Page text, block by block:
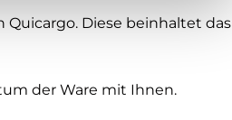
Quicargo. Diese beinhaltet das
der Ware mit Ihnen.